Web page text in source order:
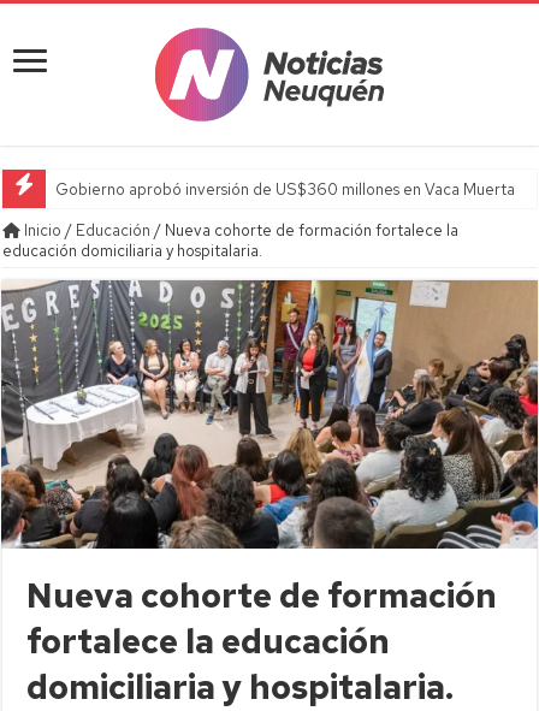
Gobierno aprobó inversión de US$360 millones en Vaca Muerta
Inicio / Educación / Nueva cohorte de formación fortalece la
educación domiciliaria y hospitalaria.
Nueva cohorte de formación
fortalece la educación
domiciliaria y hospitalaria.